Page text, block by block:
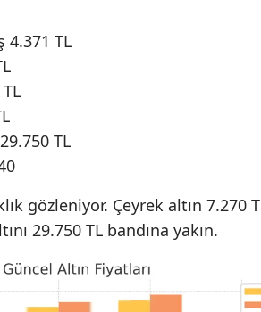
4.371 TL
TL
gözleniyor. Çeyrek altın 7.270
29.750 TL bandına yakın.